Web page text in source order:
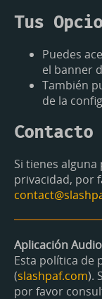
Tus
Puedes
el banner
También
de la
Contacto
Si tienes
privacidad, por
Aplicación
Esta política de
(slashpaf.com).
por favor